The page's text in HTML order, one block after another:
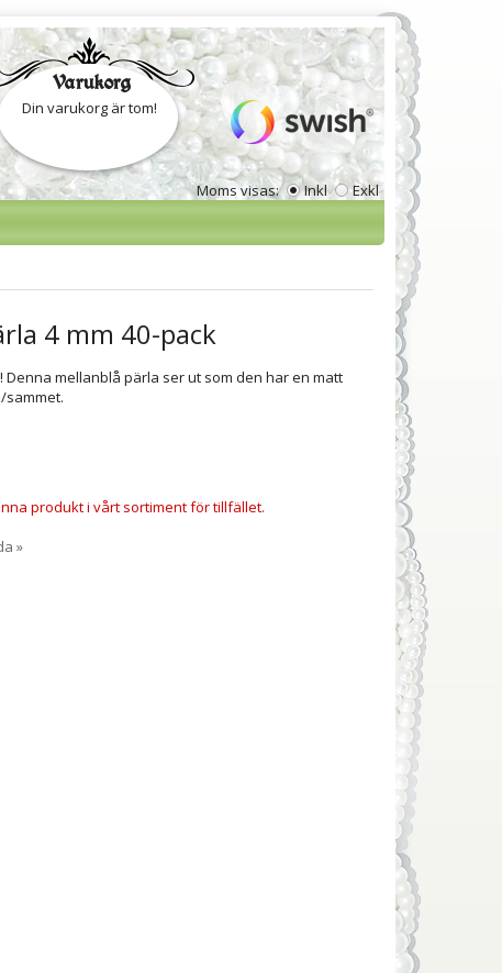
Moms visas: Inkl Exkl
Varukorg
Din varukorg är tom!
4 mm 40-pack
mellanblå pärla ser ut som den har en matt
sammet.
produkt i vårt sortiment för tillfället.
»